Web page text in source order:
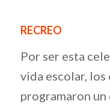
RECREO
Por ser esta
vida escolar,
programaron un